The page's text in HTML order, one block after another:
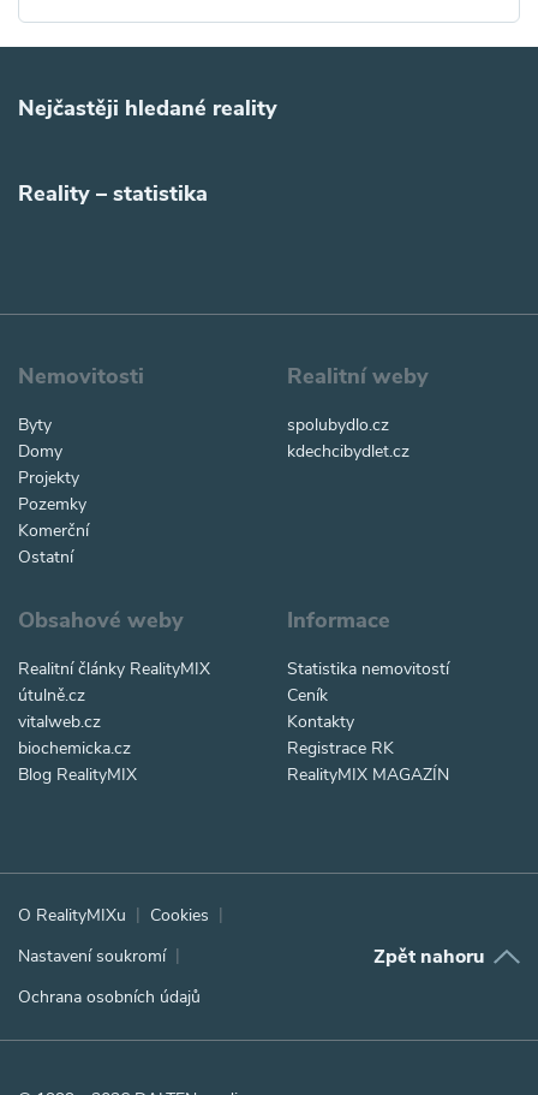
Nejčastěji hledané reality
Reality – statistika
Nemovitosti
Byty
Domy
Projekty
Pozemky
Komerční
Ostatní
Realitní weby
spolubydlo.cz
kdechcibydlet.cz
Obsahové weby
Realitní články RealityMIX
útulně.cz
vitalweb.cz
biochemicka.cz
Blog RealityMIX
Informace
Statistika nemovitostí
Ceník
Kontakty
Registrace RK
RealityMIX MAGAZÍN
O RealityMIXu
Cookies
Nastavení soukromí
Ochrana osobních údajů
Zpět nahoru